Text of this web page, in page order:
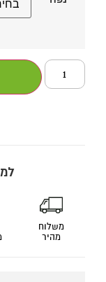
משלוח
מהיר